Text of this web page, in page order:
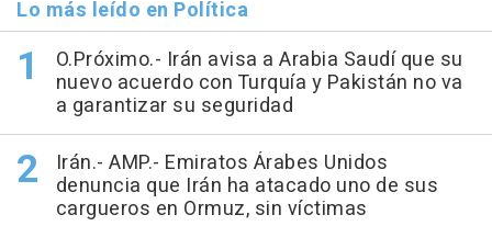
Lo más leído en Política
O.Próximo.- Irán avisa a Arabia Saudí que su
nuevo acuerdo con Turquía y Pakistán no va
a garantizar su seguridad
Irán.- AMP.- Emiratos Árabes Unidos
denuncia que Irán ha atacado uno de sus
cargueros en Ormuz, sin víctimas